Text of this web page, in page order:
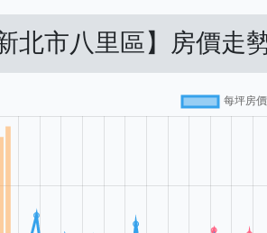
新北市八里區】房價走